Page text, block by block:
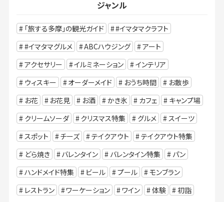
ジャンル
「旅する多摩」の観光ガイド
#イマタマクラフト
#イマタマグルメ
ABCハウジング
アート
アクセサリー
イルミネーション
インテリア
ウィスキー
オーダーメイド おうち時間
お散歩
お花
お花見 お酒 かき氷 カフェ
キャンプ場
クリームソーダ
クリスマス特集 グルメ
スイーツ
スポット
チーズ テイクアウト
テイクアウト特集
どら焼き
バレンタイン バレンタイン特集
パン
ハンドメイド特集
ビール プール
モンブラン
レストラン
ワーケーション ワイン 体験
初詣